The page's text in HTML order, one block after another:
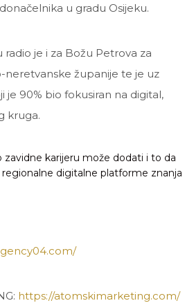
u gradu Osijeku.
je i za Božu Petrova za
županije te je uz
je 90% bio fokusiran na digital,
kruga.
zavidne karijeru može dodati i to da
digitalne platforme znanja
https://atomskimarketing.com/